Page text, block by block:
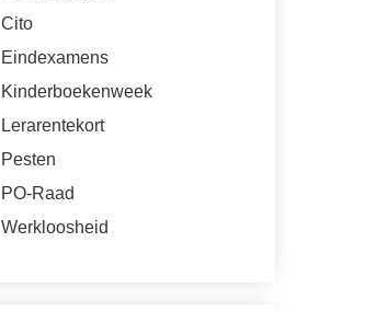
Cito
Eindexamens
Kinderboekenweek
Lerarentekort
Pesten
PO-Raad
Werkloosheid